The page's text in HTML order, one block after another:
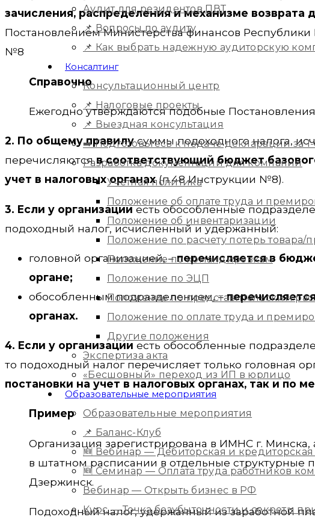
Аудит для резидентов ПВТ
📌 Вопросы по аудиту
📌 Как выбрать надежную аудиторскую
Консалтинг
Консультационный центр
📌 Налоговые проекты
📌 Выездная консультация
➡️ Подготовьтесь к подаче декларации за
Разработка документации для компании
Учетная политика
Положение об оплате труда и
Положение об инвентаризации
Положение по расчету потерь товара/
Положение по командировкам
Положение по ЭЦП
Положение по представительским
Положение по оплате труда и
Другие положения
Экспертиза акта
«Бесшовный» переход из ИП в юрлицо
Образовательные мероприятия
Образовательные мероприятия
📌 Баланс-Клуб
🆕 Вебинар — Дебиторская и кредиторская
🆕 Семинар — Оплата труда работников
Вебинар — Открыть бизнес в РФ
Курс — Точка безубыточности и секреты
зачисления, распределения и механизме возврата
Постановлением Министерства финансов Республики
№8
Cправочно
Ежегодно утверждаются подобные
2. По общему правилусуммы подоходного налога,
перечисляютсяв соответствующий бюджет
учет в налоговых органах(п.48 Инструкции №8).
3. Если у организацииесть обособленные
подоходный налог, исчисленный и удержанный:
головной организацией, –перечисляется в
органе;
обособленным подразделением, –
органах.
4. Если у организации есть обособленные
то подоходный налог перечисляет только головная
постановки на учет в налоговых органах, так и по
Пример
Организация зарегистрирована в ИМНС г.
в штатном расписании в отдельные структурные
Дзержинск.
Подоходный налог, удержанный из заработной